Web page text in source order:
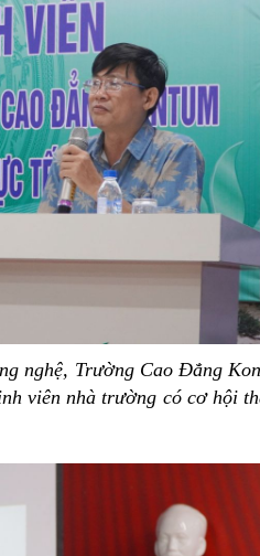
nghệ, Trường Cao Đẳng
viên nhà trường có cơ hội